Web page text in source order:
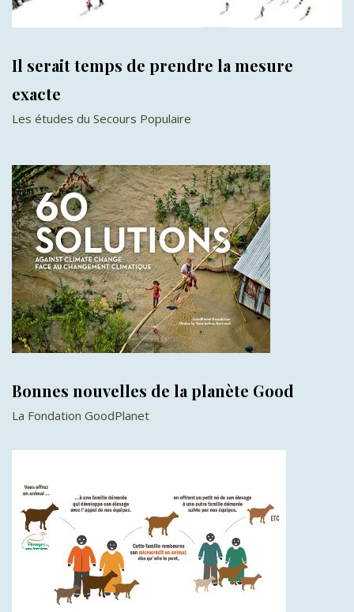
Il serait temps de prendre la mesure
exacte
Les études du Secours Populaire
Bonnes nouvelles de la planète Good
La Fondation GoodPlanet